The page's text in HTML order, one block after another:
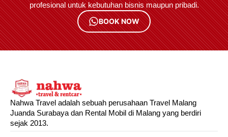
profesional untuk kebutuhan bisnis maupun pribadi.
BOOK NOW
Nahwa Travel adalah sebuah perusahaan Travel Malang
Juanda Surabaya dan Rental Mobil di Malang yang berdiri
sejak 2013.